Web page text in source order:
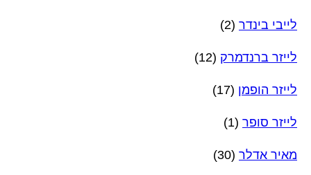
לייבי בינדר (2)
לייזר ברנדמרק (12)
לייזר הופמן (17)
לייזר סופר (1)
מאיר אדלר (30)